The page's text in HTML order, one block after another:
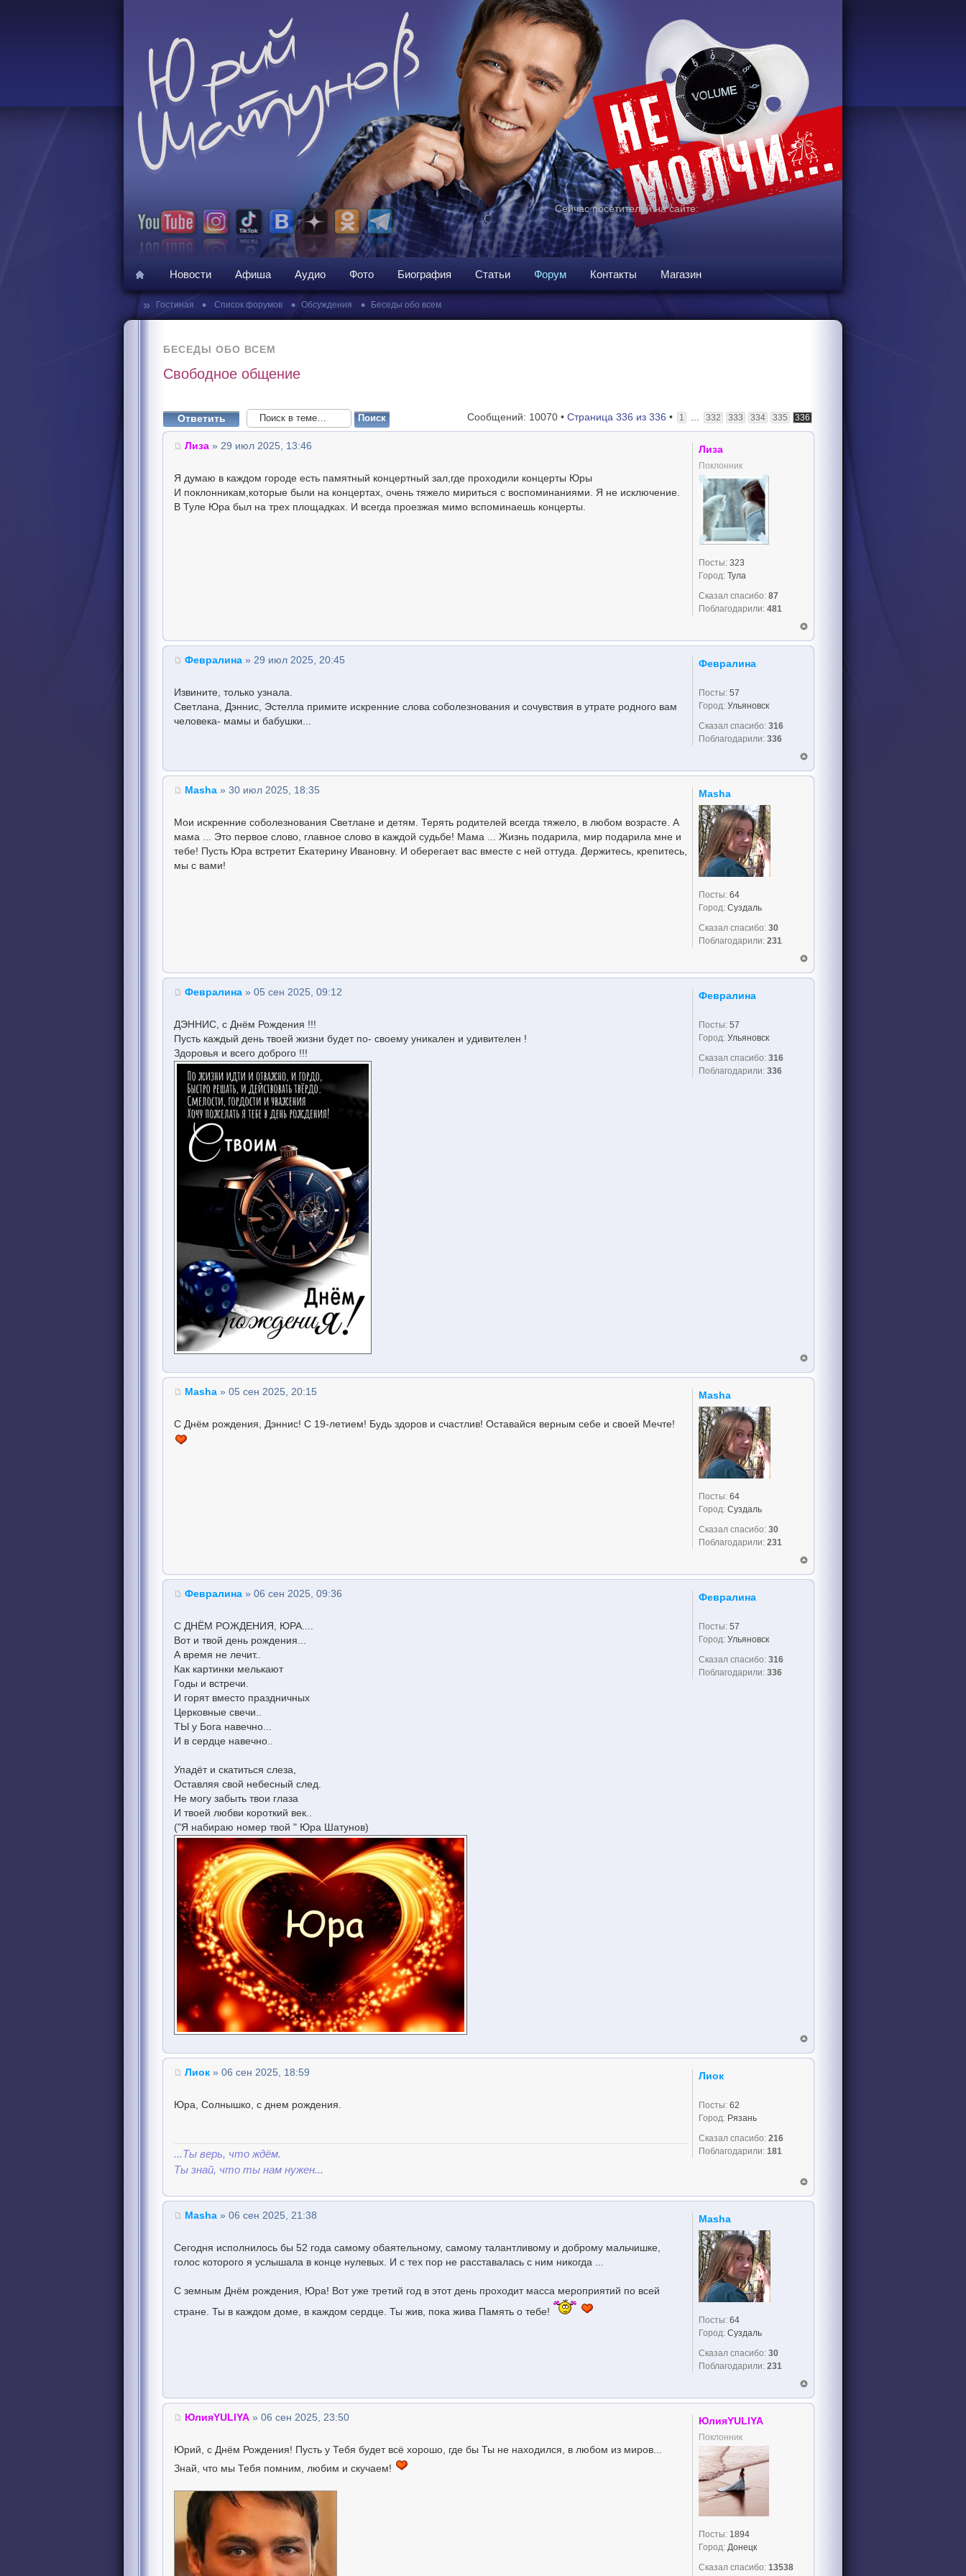
Сейчас посетителей на сайте:
Новости Афиша Аудио Фото Биография Статьи Форум Контакты Магазин
» Гостиная • Список форумов • Обсуждения • Беседы обо всем
БЕСЕДЫ ОБО ВСЕМ
Свободное общение
Ответить Сообщений: 10070 • Страница 336 из 336 • 1 ... 332 333 334 335 336
Лиза » 29 июл 2025, 13:46
Я думаю в каждом городе есть памятный концертный зал,где проходили концерты Юры
И поклонникам,которые были на концертах, очень тяжело мириться с воспоминаниями. Я не исключение.
В Туле Юра был на трех площадках. И всегда проезжая мимо вспоминаешь концерты.
Лиза
Поклонник
Посты: 323
Город: Тула
Сказал спасибо: 87
Поблагодарили: 481
Февралина » 29 июл 2025, 20:45
Извините, только узнала.
Светлана, Дэннис, Эстелла примите искренние слова соболезнования и сочувствия в утрате родного вам
человека- мамы и бабушки...
Февралина
Посты: 57
Город: Ульяновск
Сказал спасибо: 316
Поблагодарили: 336
Masha » 30 июл 2025, 18:35
Мои искренние соболезнования Светлане и детям. Терять родителей всегда тяжело, в любом возрасте. А
мама ... Это первое слово, главное слово в каждой судьбе! Мама ... Жизнь подарила, мир подарила мне и
тебе! Пусть Юра встретит Екатерину Ивановну. И оберегает вас вместе с ней оттуда. Держитесь, крепитесь,
мы с вами!
Masha
Посты: 64
Город: Суздаль
Сказал спасибо: 30
Поблагодарили: 231
Февралина » 05 сен 2025, 09:12
ДЭННИС, с Днём Рождения !!!
Пусть каждый день твоей жизни будет по- своему уникален и удивителен !
Здоровья и всего доброго !!!
Февралина
Посты: 57
Город: Ульяновск
Сказал спасибо: 316
Поблагодарили: 336
Masha » 05 сен 2025, 20:15
С Днём рождения, Дэннис! С 19-летием! Будь здоров и счастлив! Оставайся верным себе и своей Мечте!
Masha
Посты: 64
Город: Суздаль
Сказал спасибо: 30
Поблагодарили: 231
Февралина » 06 сен 2025, 09:36
С ДНЁМ РОЖДЕНИЯ, ЮРА....
Вот и твой день рождения...
А время не лечит..
Как картинки мелькают
Годы и встречи.
И горят вместо праздничных
Церковные свечи..
ТЫ у Бога навечно...
И в сердце навечно..
Упадёт и скатиться слеза,
Оставляя свой небесный след.
Не могу забыть твои глаза
И твоей любви короткий век..
("Я набираю номер твой " Юра Шатунов)
Февралина
Посты: 57
Город: Ульяновск
Сказал спасибо: 316
Поблагодарили: 336
Лиок » 06 сен 2025, 18:59
Юра, Солнышко, с днем рождения.
...Ты верь, что ждём.
Ты знай, что ты нам нужен...
Лиок
Посты: 62
Город: Рязань
Сказал спасибо: 216
Поблагодарили: 181
Masha » 06 сен 2025, 21:38
Сегодня исполнилось бы 52 года самому обаятельному, самому талантливому и доброму мальчишке,
голос которого я услышала в конце нулевых. И с тех пор не расставалась с ним никогда ...
С земным Днём рождения, Юра! Вот уже третий год в этот день проходит масса мероприятий по всей
стране. Ты в каждом доме, в каждом сердце. Ты жив, пока жива Память о тебе!
Masha
Посты: 64
Город: Суздаль
Сказал спасибо: 30
Поблагодарили: 231
ЮлияYULIYA » 06 сен 2025, 23:50
Юрий, с Днём Рождения! Пусть у Тебя будет всё хорошо, где бы Ты не находился, в любом из миров...
Знай, что мы Тебя помним, любим и скучаем!
ЮлияYULIYA
Поклонник
Посты: 1894
Город: Донецк
Сказал спасибо: 13538